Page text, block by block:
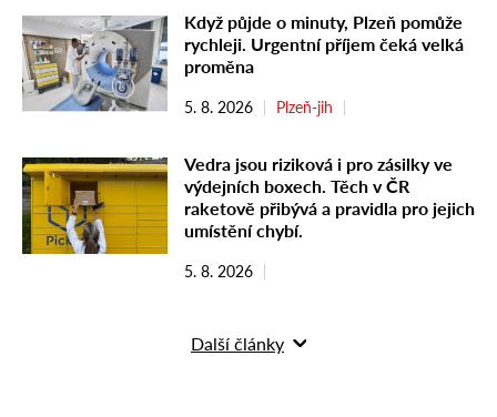
Když půjde o minuty, Plzeň pomůže
rychleji. Urgentní příjem čeká velká
proměna
5. 8. 2026 Plzeň-jih
Vedra jsou riziková i pro zásilky ve
výdejních boxech. Těch v ČR
raketově přibývá a pravidla pro jejich
umístění chybí.
5. 8. 2026
Další články